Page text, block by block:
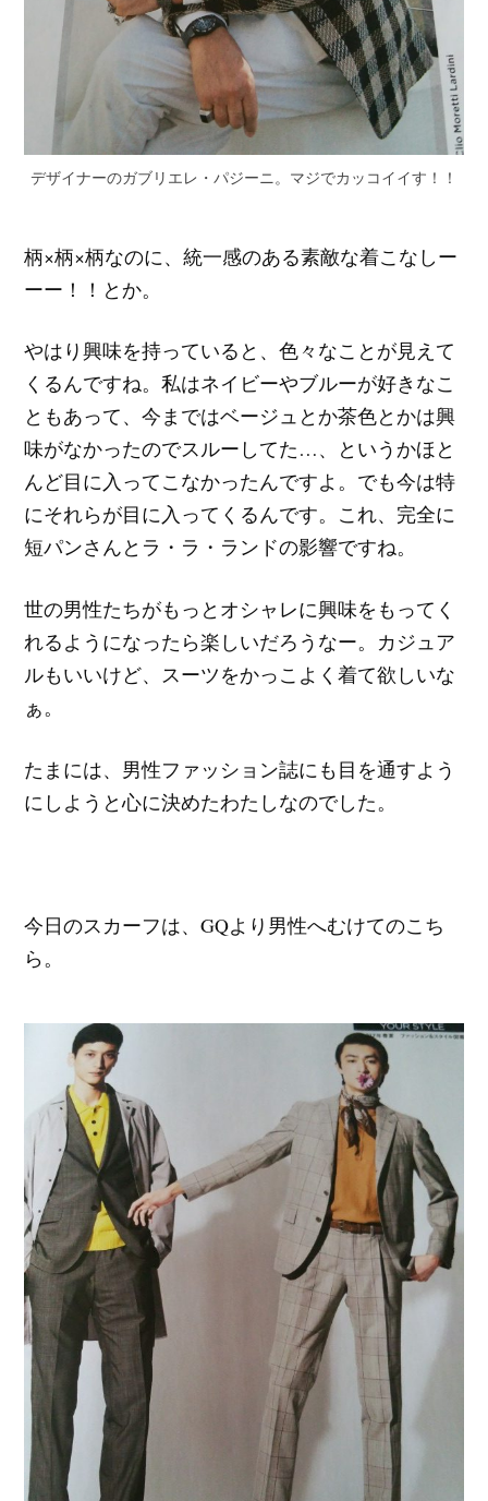
デザイナーのガブリエレ・パジーニ。マジでカッコイイす！！
柄×柄×柄なのに、統一感のある素敵な着こなしー
ーー！！とか。
やはり興味を持っていると、色々なことが見えて
くるんですね。私はネイビーやブルーが好きなこ
ともあって、今まではベージュとか茶色とかは興
味がなかったのでスルーしてた…、というかほと
んど目に入ってこなかったんですよ。でも今は特
にそれらが目に入ってくるんです。これ、完全に
短パンさんとラ・ラ・ランドの影響ですね。
世の男性たちがもっとオシャレに興味をもってく
れるようになったら楽しいだろうなー。カジュア
ルもいいけど、スーツをかっこよく着て欲しいな
ぁ。
たまには、男性ファッション誌にも目を通すよう
にしようと心に決めたわたしなのでした。
今日のスカーフは、GQより男性へむけてのこち
ら。